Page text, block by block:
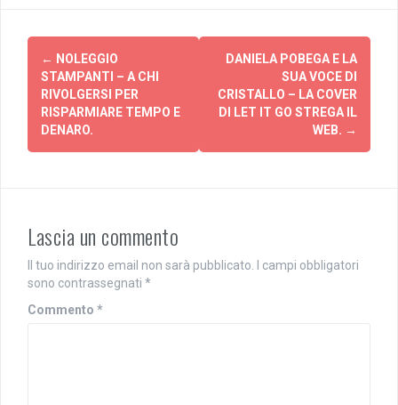
Navigazione
articolo
← NOLEGGIO
STAMPANTI – A CHI
RIVOLGERSI PER
RISPARMIARE TEMPO E
DENARO.
DANIELA POBEGA E LA
SUA VOCE DI
CRISTALLO – LA COVER
DI LET IT GO STREGA IL
WEB. →
Lascia un commento
Il tuo indirizzo email non sarà pubblicato.
I campi obbligatori
sono contrassegnati *
Commento *